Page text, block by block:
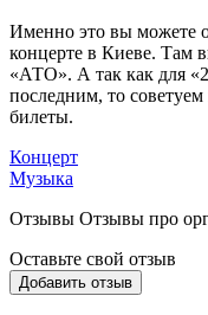
Именно это вы можете
концерте в Киеве. Там
«АТО». А так как для
последним, то советуем
билеты.
Концерт
Музыка
Отзывы Отзывы про
Оставьте свой отзыв
Добавить отзыв